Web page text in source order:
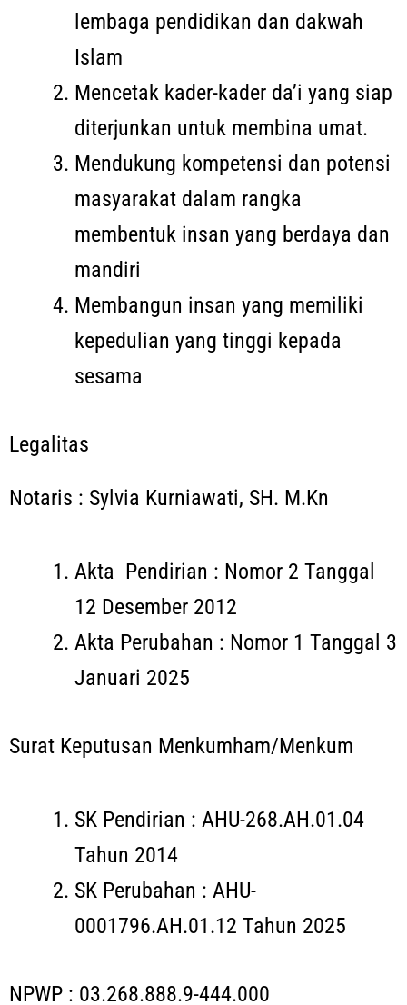
lembaga pendidikan dan dakwah
Islam
Mencetak kader-kader da’i yang siap
diterjunkan untuk membina umat.
Mendukung kompetensi dan potensi
masyarakat dalam rangka
membentuk insan yang berdaya dan
mandiri
Membangun insan yang memiliki
kepedulian yang tinggi kepada
sesama
Legalitas
Notaris : Sylvia Kurniawati, SH. M.Kn
Akta Pendirian : Nomor 2 Tanggal
12 Desember 2012
Akta Perubahan : Nomor 1 Tanggal 3
Januari 2025
Surat Keputusan Menkumham/Menkum
SK Pendirian : AHU-268.AH.01.04
Tahun 2014
SK Perubahan : AHU-
0001796.AH.01.12 Tahun 2025
NPWP : 03.268.888.9-444.000